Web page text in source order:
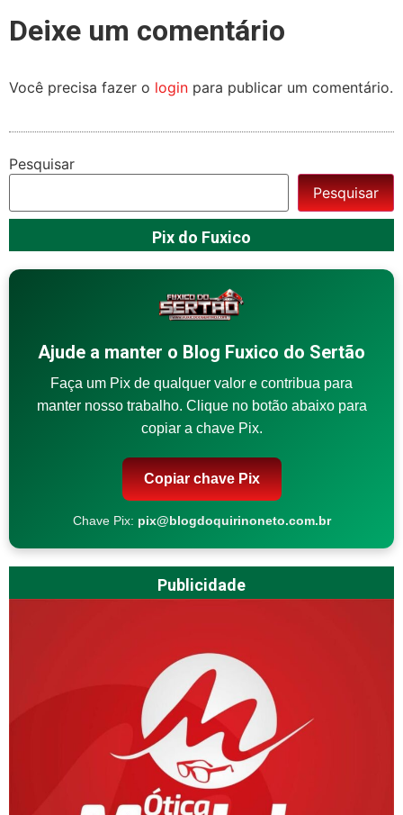
Deixe um comentário
Você precisa fazer o login para publicar um comentário.
Pesquisar
Pesquisar
Pix do Fuxico
Ajude a manter o Blog Fuxico do Sertão
Faça um Pix de qualquer valor e contribua para
manter nosso trabalho. Clique no botão abaixo para
copiar a chave Pix.
Copiar chave Pix
Chave Pix: pix@blogdoquirinoneto.com.br
Publicidade